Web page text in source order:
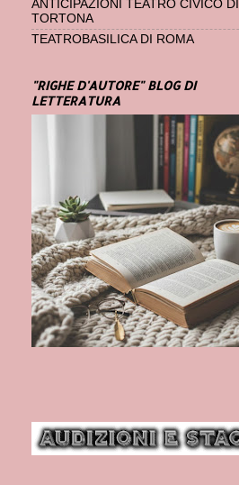
ANTICIPAZIONI TEATRO CIVICO DI
TORTONA
TEATROBASILICA DI ROMA
"RIGHE D'AUTORE" BLOG DI
LETTERATURA